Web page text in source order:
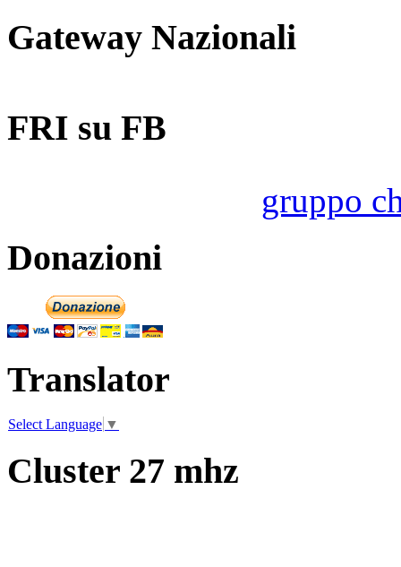
Gateway Nazionali
FRI su FB
gruppo
Donazioni
Translator
Select Language ▼
Cluster 27 mhz